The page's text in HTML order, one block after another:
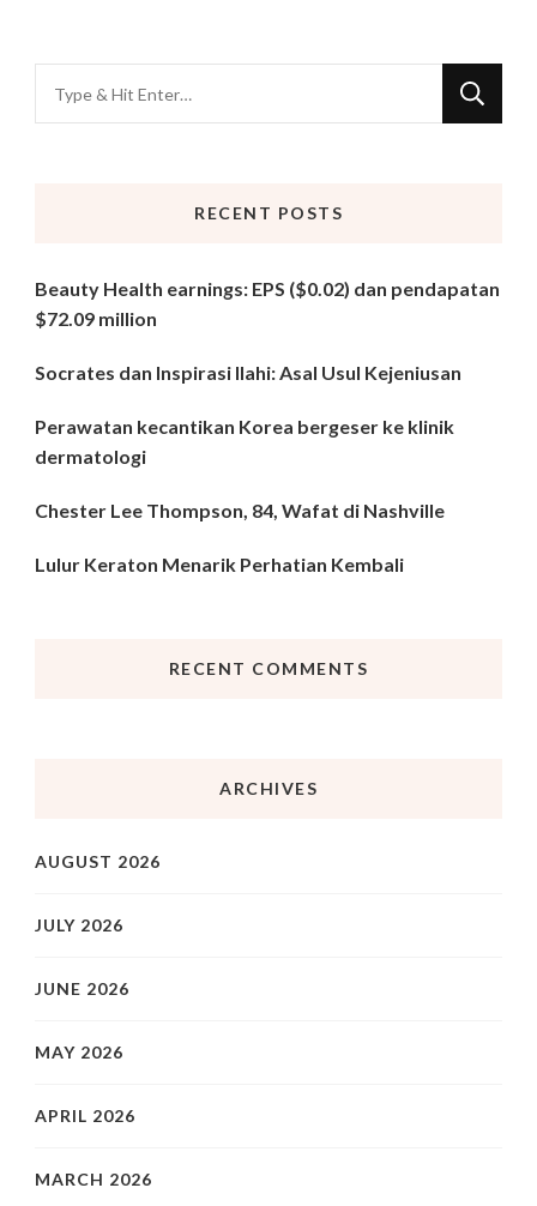
for
RECENT POSTS
Beauty Health earnings: EPS ($0.02) dan pendapatan
$72.09 million
Socrates dan Inspirasi Ilahi: Asal Usul Kejeniusan
Perawatan kecantikan Korea bergeser ke klinik
dermatologi
Chester Lee Thompson, 84, Wafat di Nashville
Lulur Keraton Menarik Perhatian Kembali
RECENT COMMENTS
ARCHIVES
AUGUST 2026
JULY 2026
JUNE 2026
MAY 2026
APRIL 2026
MARCH 2026